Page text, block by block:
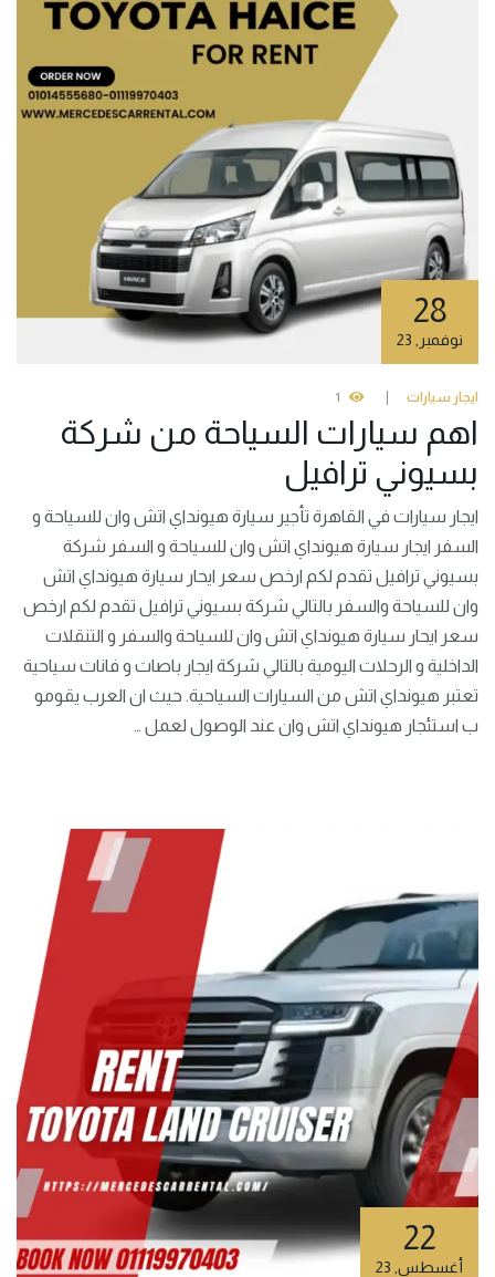
28
نوفمبر
ايجار سيارات 1
اهم سيارات السياحة من شركة
بسيوني ترافيل
ايجار سيارات في القاهرة تأجير سيارة هيونداي اتش وان للسياحة و
السفر ايجار سيارة هيونداي اتش وان للسياحة و السفر شركة
بسيوني ترافيل تقدم لكم ارخص سعر ايحار سيارة هيونداي اتش
وان للسياحة والسفر بالتالي شركة بسيوني ترافيل تقدم لكم ارخص
سعر ايحار سيارة هيونداي اتش وان للسياحة والسفر و التنقلات
الداخلية و الرحلات اليومية بالتالي شركة ايجار باصات و فانات سياحية
تعتبر هيونداي اتش من السيارات السياحية. حيث ان العرب يقومو
ب استئجار هيونداي اتش وان عند الوصول لعمل …
22
أغسطس